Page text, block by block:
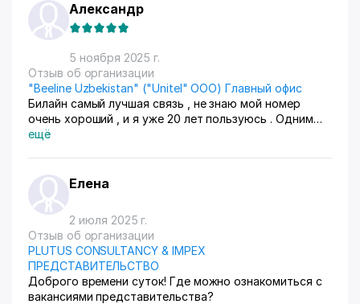
Александр
5 ноября 2025 г.
Отзыв об организации
"Beeline Uzbekistan" ("Unitel" ООО) Главный офис
Билайн самый лучшая связь , не знаю мой номер
очень хороший , и я уже 20 лет пользуюсь . Одним
номером ... Я доволен с воим номером ....
ещё
Елена
2 июля 2025 г.
Отзыв об организации
PLUTUS CONSULTANCY & IMPEX
ПРЕДСТАВИТЕЛЬСТВО
Доброго времени суток! Где можно ознакомиться с
вакансиями представительства?